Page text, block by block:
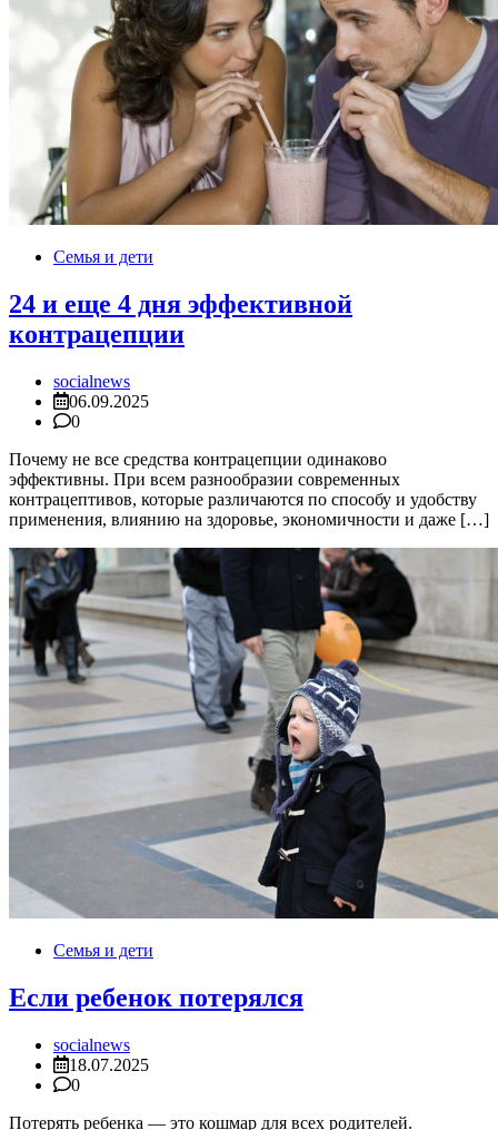
Семья и дети
24 и еще 4 дня эффективной
контрацепции
socialnews
06.09.2025
0
Почему не все средства контрацепции одинаково
эффективны. При всем разнообразии современных
контрацептивов, которые различаются по способу и удобству
применения, влиянию на здоровье, экономичности и даже […]
Семья и дети
Если ребенок потерялся
socialnews
18.07.2025
0
Потерять ребенка — это кошмар для всех родителей.